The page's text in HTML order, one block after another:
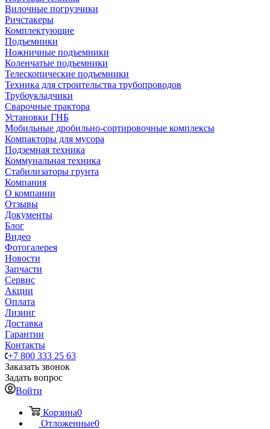
Вилочные погрузчики
Ричстакеры
Комплектующие
Подъемники
Ножничные подъемники
Коленчатые подъемники
Телескопические подъемники
Техника для строительства трубопроводов
Трубоукладчики
Сварочные трактора
Установки ГНБ
Мобильные дробильно-сортировочные комплексы
Компакторы для мусора
Подземная техника
Коммунальная техника
Стабилизаторы грунта
Компания
О компании
Отзывы
Документы
Блог
Видео
Фотогалерея
Новости
Запчасти
Сервис
Акции
Оплата
Лизинг
Доставка
Гарантии
Контакты
+7 800 333 25 63
Заказать звонок
Задать вопрос
Войти
Корзина0
Отложенные0